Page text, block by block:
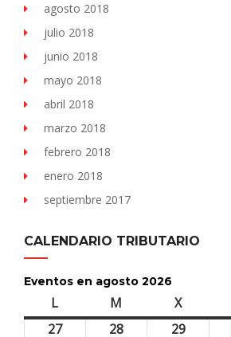
agosto 2018
julio 2018
junio 2018
mayo 2018
abril 2018
marzo 2018
febrero 2018
enero 2018
septiembre 2017
CALENDARIO TRIBUTARIO
Eventos en agosto 2026
L M Xmiércoles
2727 28 2929